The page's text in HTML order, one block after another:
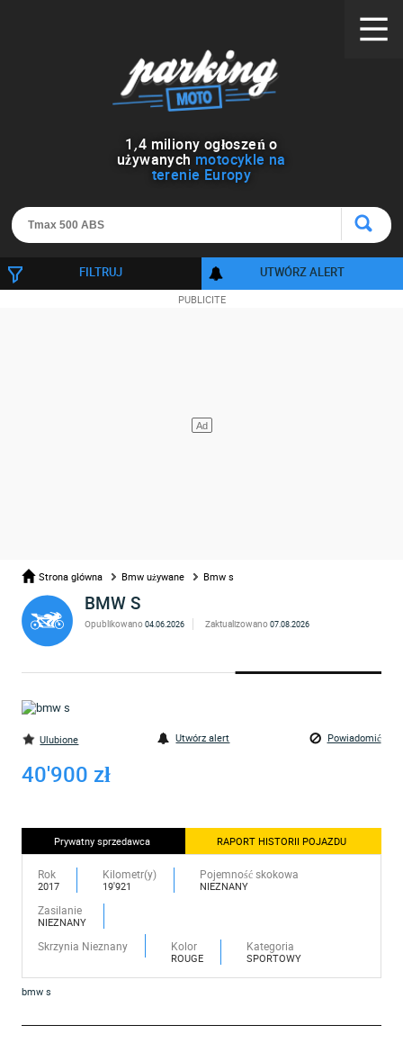
1 ,4 miliony ogłoszeń o
używanych motocykle na
terenie Europy
FILTRUJ UTWÓRZ ALERT
Strona główna Bmw używane Bmw s
BMW S
Opublikowano04.06.2026 Zaktualizowano07.08.2026
Ulubione Utwórz alert Powiadomić
40'900 zł
Prywatny sprzedawca RAPORT HISTORII POJAZDU
Rok
2017
Kilometr(y)
19'921
Pojemność skokowa
NIEZNANY
Zasilanie
NIEZNANY
Skrzynia Nieznany Kolor
ROUGE
Kategoria
SPORTOWY
bmw s